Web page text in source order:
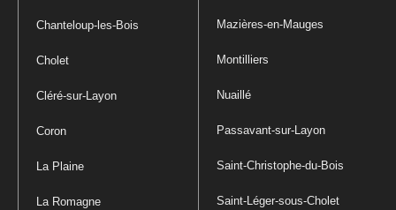
Chanteloup-les-Bois
Cholet
Cléré-sur-Layon
Coron
La Plaine
La Romagne
Mazières-en-Mauges
Montilliers
Nuaillé
Passavant-sur-Layon
Saint-Christophe-du-Bois
Saint-Léger-sous-Cholet